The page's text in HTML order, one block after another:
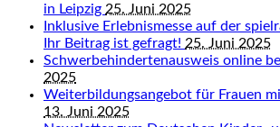
in Leipzig 25. Juni 2025
Inklusive Erlebnismesse auf der
Ihr Beitrag ist gefragt! 25. Juni 2025
Schwerbehindertenausweis online
2025
Weiterbildungsangebot für Frauen
13. Juni 2025